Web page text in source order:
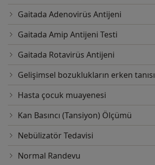
Gaitada Adenovirüs Antijeni
Gaitada Amip Antijeni Testi
Gaitada Rotavirüs Antijeni
Gelişimsel bozuklukların erken tanısı
Hasta çocuk muayenesi
Kan Basıncı (Tansiyon) Ölçümü
Nebülizatör Tedavisi
Normal Randevu